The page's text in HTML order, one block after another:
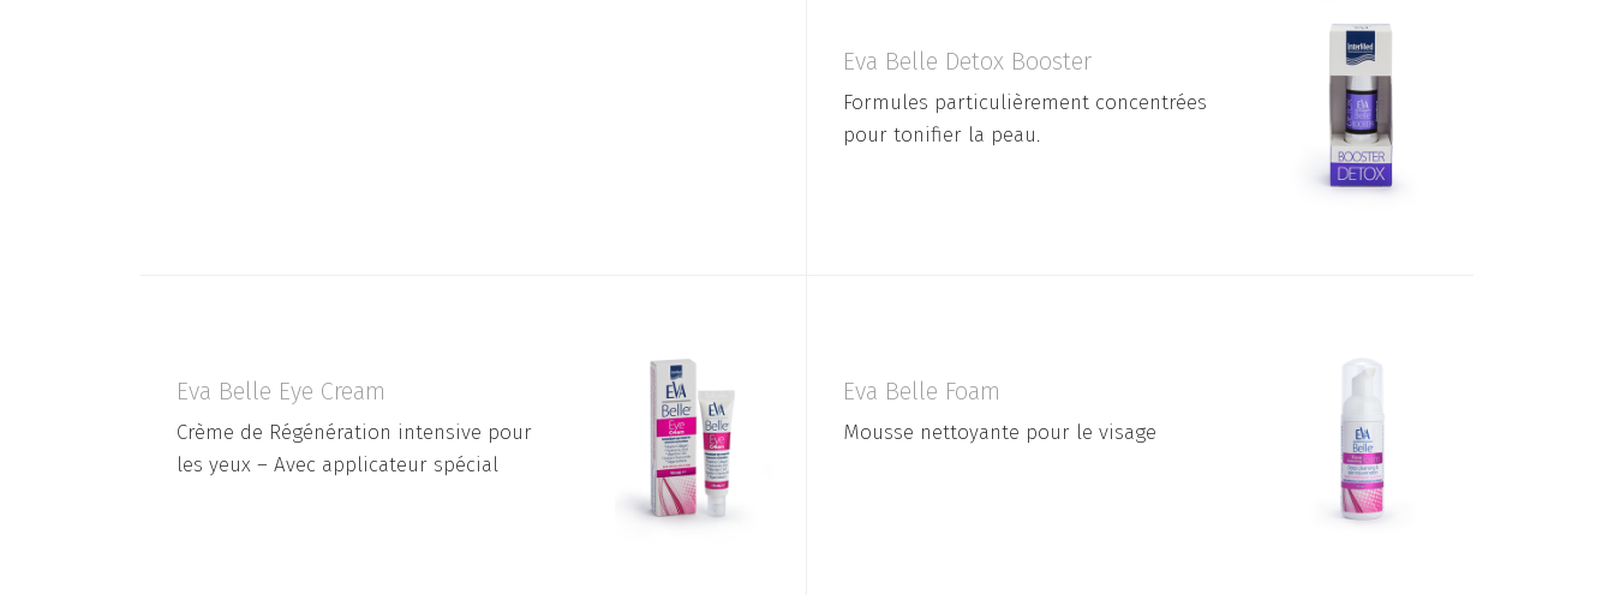
Εva Belle Detox Booster
Formules particulièrement concentrées
pour tonifier la peau.
Eva Belle Eye Cream
Crème de Régénération intensive pour
les yeux – Avec applicateur spécial
Eva Belle Foam
Mousse nettoyante pour le visage